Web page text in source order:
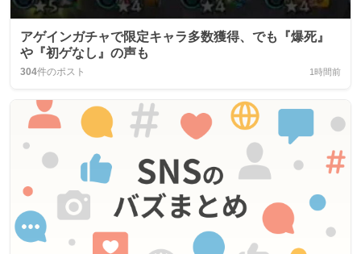
アゲインガチャで限定キャラ多数獲得、でも『爆死』
や『初ゲなし』の声も
304件のポスト 1時間前